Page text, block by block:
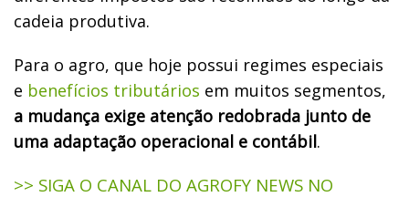
cadeia produtiva.
Para o agro, que hoje possui regimes especiais
e benefícios tributários em muitos segmentos,
a mudança exige atenção redobrada junto de
uma adaptação operacional e contábil.
>> SIGA O CANAL DO AGROFY NEWS NO